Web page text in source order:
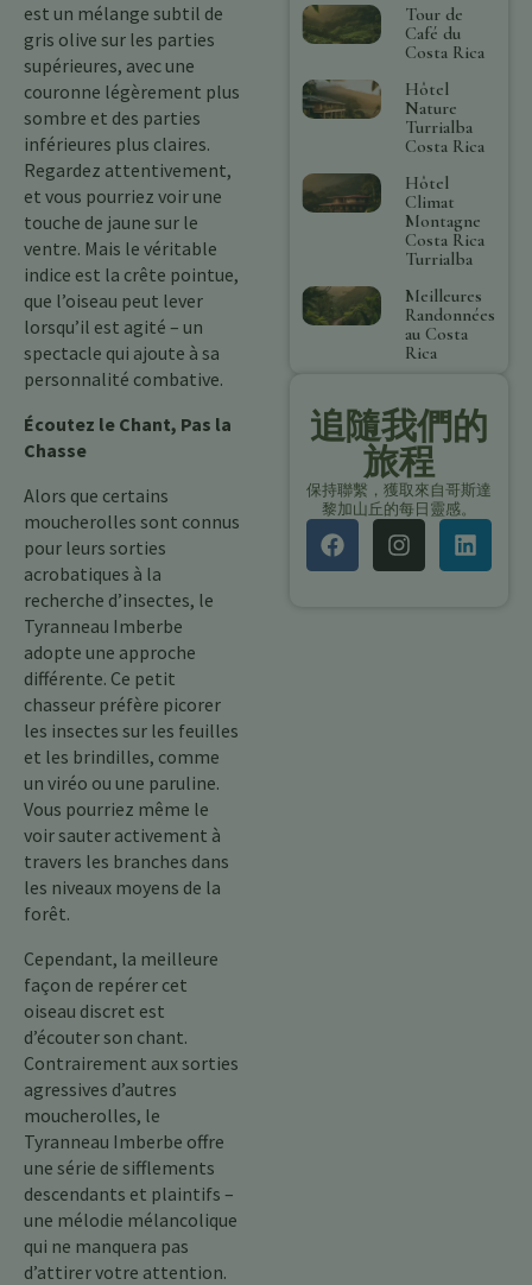
est un mélange subtil de
gris olive sur les parties
supérieures, avec une
couronne légèrement plus
sombre et des parties
inférieures plus claires.
Regardez attentivement,
et vous pourriez voir une
touche de jaune sur le
ventre. Mais le véritable
indice est la crête pointue,
que l’oiseau peut lever
lorsqu’il est agité – un
spectacle qui ajoute à sa
personnalité combative.
Écoutez le Chant, Pas la
Chasse
Alors que certains
moucherolles sont connus
pour leurs sorties
acrobatiques à la
recherche d’insectes, le
Tyranneau Imberbe
adopte une approche
différente. Ce petit
chasseur préfère picorer
les insectes sur les feuilles
et les brindilles, comme
un viréo ou une paruline.
Vous pourriez même le
voir sauter activement à
travers les branches dans
les niveaux moyens de la
forêt.
Cependant, la meilleure
façon de repérer cet
oiseau discret est
d’écouter son chant.
Contrairement aux sorties
agressives d’autres
moucherolles, le
Tyranneau Imberbe offre
une série de sifflements
descendants et plaintifs –
une mélodie mélancolique
qui ne manquera pas
d’attirer votre attention.
Tour de
Café du
Costa Rica
Hôtel
Nature
Turrialba
Costa Rica
Hôtel
Climat
Montagne
Costa Rica
Turrialba
Meilleures
Randonnées
au Costa
Rica
追隨我們的
旅程
保持聯繫，獲取來自哥斯達
黎加山丘的每日靈感。